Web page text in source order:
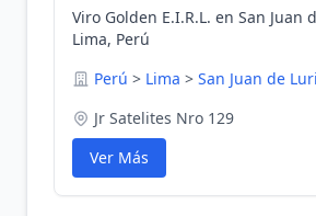
Viro Golden E.I.R.L. en San Juan
Lima, Perú
Perú > Lima > San Juan de
Jr Satelites Nro 129
Ver Más